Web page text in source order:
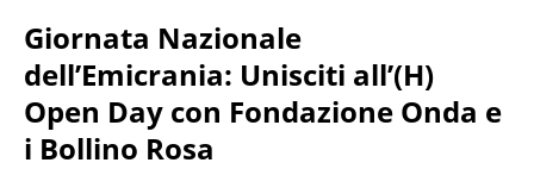
Giornata Nazionale
dell’Emicrania: Unisciti all’(H)
Open Day con Fondazione Onda e
i Bollino Rosa